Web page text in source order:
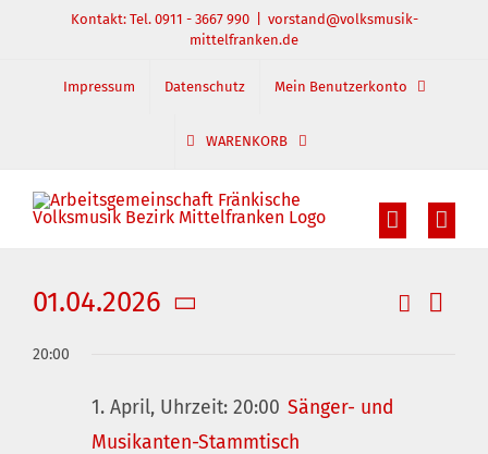
springen
Kontakt: Tel. 0911 - 3667 990
vorstand@volksmusik-
mittelfranken.de
Impressum Datenschutz Mein Benutzerkonto
WARENKORB
Suche
Tag
01.04.2026
wählen.
20:00
1. April, Uhrzeit: 20:00 Sänger- und
Musikanten-Stammtisch